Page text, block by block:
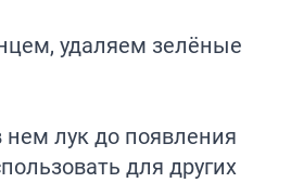
удаляем зелёные
нем лук до появления
для других